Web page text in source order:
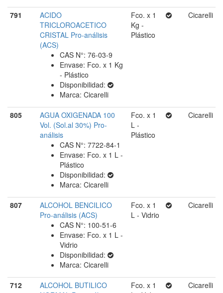
791
ACIDO
TRICLOROACETICO
CRISTAL Pro-análisis
(ACS)
CAS N°: 76-03-9
Envase: Fco. x 1 Kg
- Plástico
Disponibilidad:
Marca: Cicarelli
Fco. x 1
Kg -
Plástico
Cicarelli
805
AGUA OXIGENADA 100
Vol. (Sol.al 30%) Pro-
análisis
CAS N°: 7722-84-1
Envase: Fco. x 1 L -
Plástico
Disponibilidad:
Marca: Cicarelli
Fco. x 1
L -
Plástico
Cicarelli
807
ALCOHOL BENCILICO
Pro-análisis (ACS)
CAS N°: 100-51-6
Envase: Fco. x 1 L -
Vidrio
Disponibilidad:
Marca: Cicarelli
Fco. x 1
L - Vidrio
Cicarelli
712
ALCOHOL BUTILICO
Fco. x 1
Cicarelli